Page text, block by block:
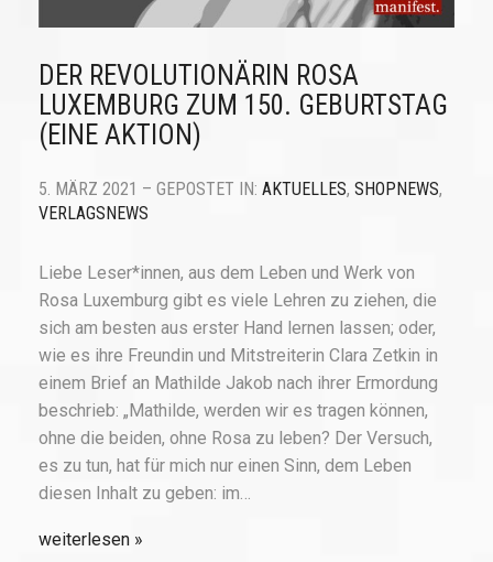
DER REVOLUTIONÄRIN ROSA
LUXEMBURG ZUM 150. GEBURTSTAG
(EINE AKTION)
5. MÄRZ 2021 – GEPOSTET IN: AKTUELLES, SHOPNEWS,
VERLAGSNEWS
Liebe Leser*innen, aus dem Leben und Werk von
Rosa Luxemburg gibt es viele Lehren zu ziehen, die
sich am besten aus erster Hand lernen lassen; oder,
wie es ihre Freundin und Mitstreiterin Clara Zetkin in
einem Brief an Mathilde Jakob nach ihrer Ermordung
beschrieb: „Mathilde, werden wir es tragen können,
ohne die beiden, ohne Rosa zu leben? Der Versuch,
es zu tun, hat für mich nur einen Sinn, dem Leben
diesen Inhalt zu geben: im…
weiterlesen